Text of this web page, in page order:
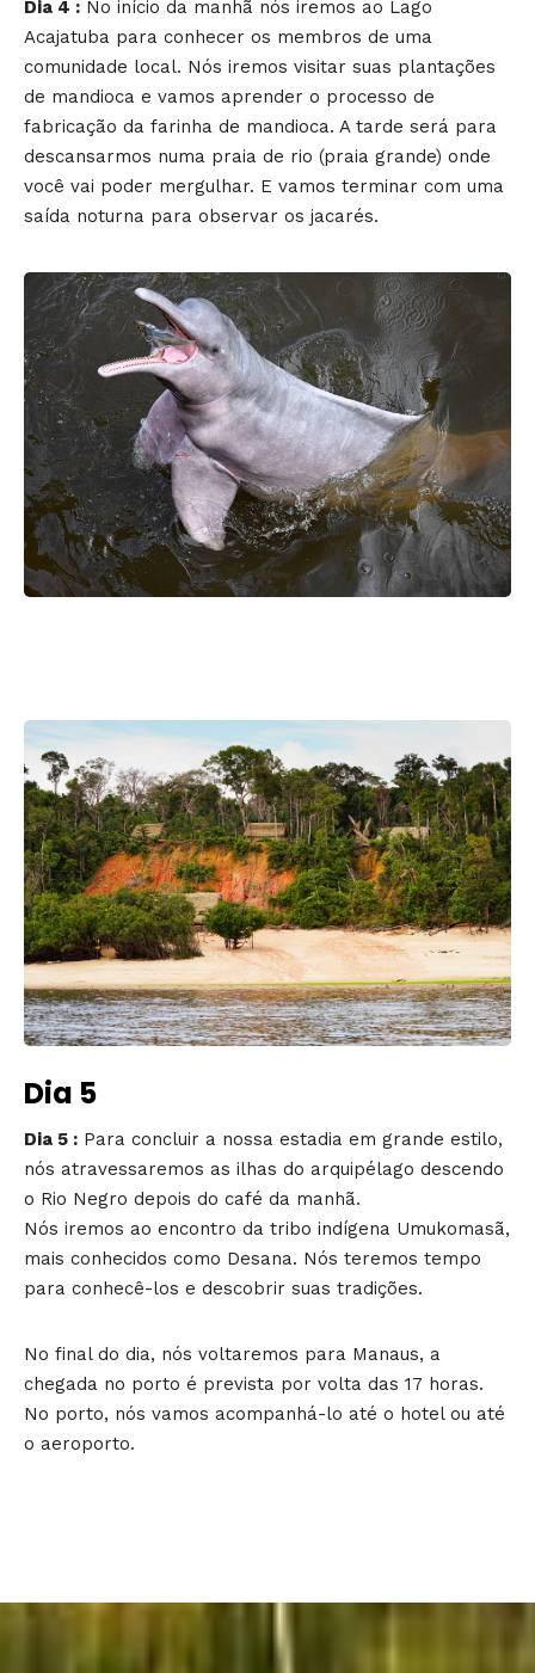
Dia 4 : No início da manhã nós iremos ao Lago
Acajatuba para conhecer os membros de uma
comunidade local. Nós iremos visitar suas plantações
de mandioca e vamos aprender o processo de
fabricação da farinha de mandioca. A tarde será para
descansarmos numa praia de rio (praia grande) onde
você vai poder mergulhar. E vamos terminar com uma
saída noturna para observar os jacarés.
Dia 5
Dia 5 : Para concluir a nossa estadia em grande estilo,
nós atravessaremos as ilhas do arquipélago descendo
o Rio Negro depois do café da manhã.
Nós iremos ao encontro da tribo indígena Umukomasã,
mais conhecidos como Desana. Nós teremos tempo
para conhecê-los e descobrir suas tradições.
No final do dia, nós voltaremos para Manaus, a
chegada no porto é prevista por volta das 17 horas.
No porto, nós vamos acompanhá-lo até o hotel ou até
o aeroporto.